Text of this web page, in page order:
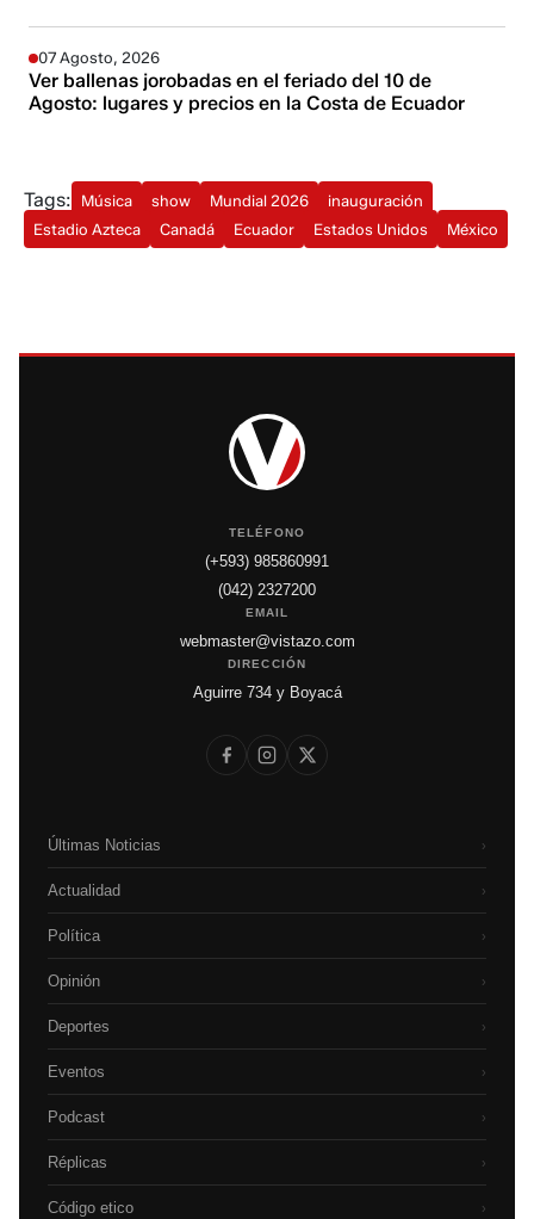
07 Agosto, 2026
Ver ballenas jorobadas en el feriado del 10 de
Agosto: lugares y precios en la Costa de Ecuador
Tags: Música show Mundial 2026
inauguración
Estadio Azteca
Canadá Ecuador Estados Unidos México
TELÉFONO
(+593) 985860991
(042) 2327200
EMAIL
webmaster@vistazo.com
DIRECCIÓN
Aguirre 734 y Boyacá
Últimas Noticias ›
Actualidad ›
Política ›
Opinión ›
Deportes ›
Eventos ›
Podcast ›
Réplicas ›
Código etico ›